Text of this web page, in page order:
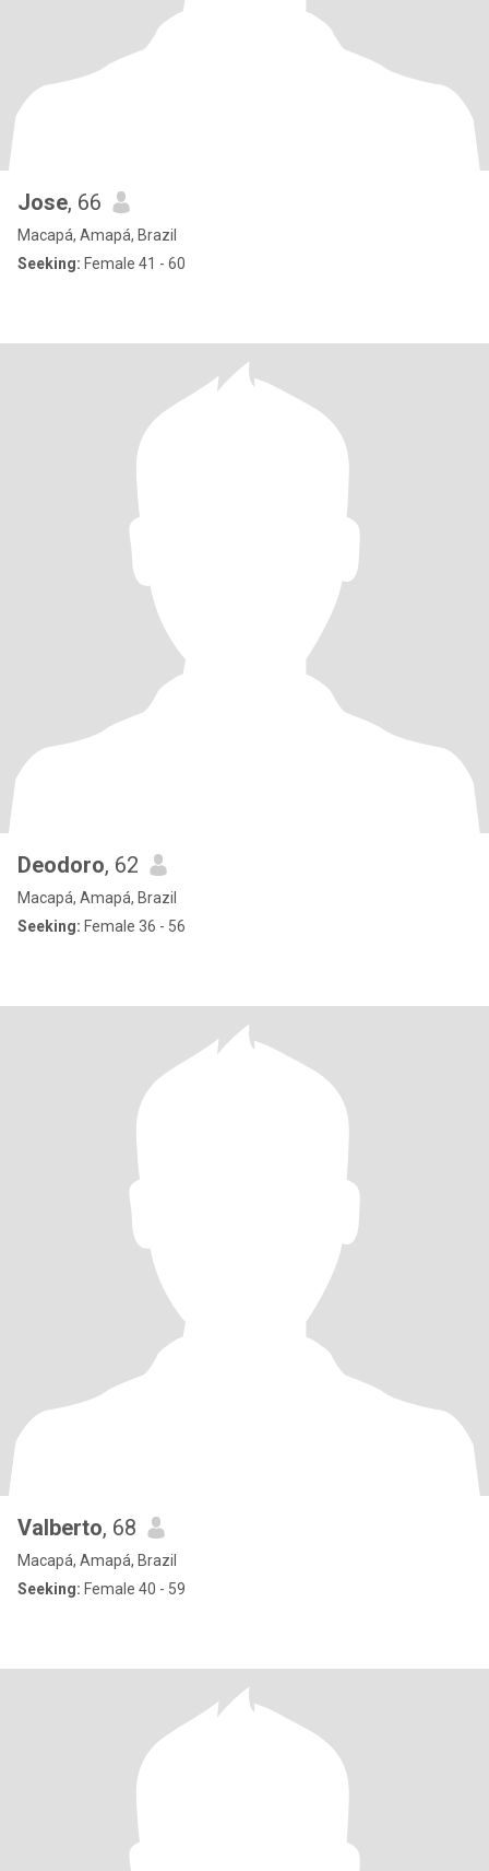
Jose, 66
Macapá, Amapá, Brazil
Seeking: Female 41 - 60
Deodoro, 62
Macapá, Amapá, Brazil
Seeking: Female 36 - 56
Valberto, 68
Macapá, Amapá, Brazil
Seeking: Female 40 - 59